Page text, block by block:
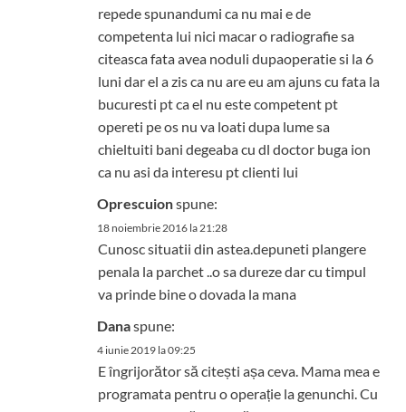
repede spunandumi ca nu mai e de
competenta lui nici macar o radiografie sa
citeasca fata avea noduli dupaoperatie si la 6
luni dar el a zis ca nu are eu am ajuns cu fata la
bucuresti pt ca el nu este competent pt
opereti pe os nu va loati dupa lume sa
chieltuiti bani degeaba cu dl doctor buga ion
ca nu asi da interesu pt clienti lui
Oprescuionspune:
18 noiembrie 2016 la 21:28
Cunosc situatii din astea.depuneti plangere
penala la parchet ..o sa dureze dar cu timpul
va prinde bine o dovada la mana
Danaspune:
4 iunie 2019 la 09:25
E îngrijorător să citești așa ceva. Mama mea e
programata pentru o operație la genunchi. Cu